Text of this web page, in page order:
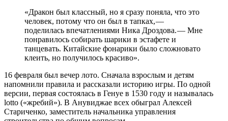
«Дракон был классный, но я сразу поняла, что это
человек, потому что он был в тапках, — ​
поделилась впечатлениями Ника Дроздова. — ​Мне
понравилось собирать шарики в эстафете и
танцевать. Китайские фонарики было сложновато
клеить, но получилось красиво».
16 февраля был вечер лото. Сначала взрослым и детям
напомнили правила и рассказали историю игры. По одной
версии, первая состоялась в Генуе в 1530 году и называлась
lotto («жребий»). В Анувиджае всех обыграл Алексей
Стариченко, заместитель начальника управления